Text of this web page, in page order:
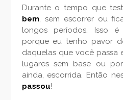
Durante o tempo que
bem, sem escorrer ou
longos períodos. Isso
porque eu tenho pavor
daquelas que você passa
lugares sem base ou
ainda, escorrida. Então
passou!